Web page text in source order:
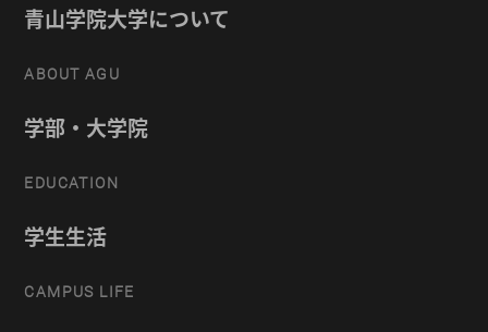
青山学院大学について
ABOUT AGU
学部・大学院
EDUCATION
学生生活
CAMPUS LIFE